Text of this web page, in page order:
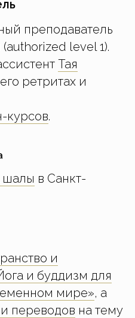
преподаватель
level 1).
Тая
ретритах и
курсов.
шалы в Санкт-
и
и буддизм для
мире», а
и переводов на тему